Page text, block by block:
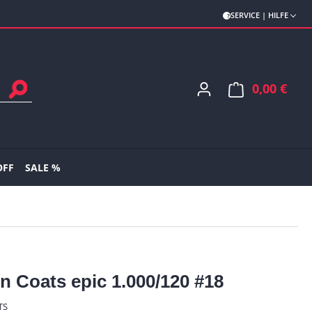
SERVICE | HILFE
0,00 €
SALE %
Coats epic 1.000/120 #18